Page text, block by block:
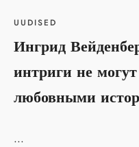
UUDISED
Ингрид
интриги не
любовными
...